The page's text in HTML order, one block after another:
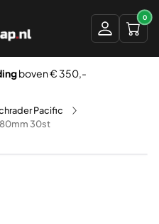
0
boven € 350,-
Pacific
30st